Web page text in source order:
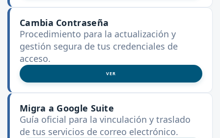
Cambia Contraseña
Procedimiento para la actualización y
gestión segura de tus credenciales de
acceso.
VER
Migra a Google Suite
Guía oficial para la vinculación y traslado
de tus servicios de correo electrónico.